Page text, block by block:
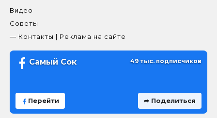
Видео
Советы
— Контакты | Реклама на сайте
Самый Сок 49 тыс. подписчиков
Перейти ➦ Поделиться